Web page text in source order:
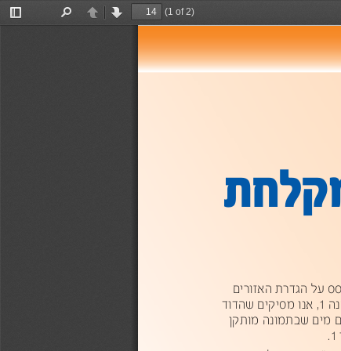
Toggle
PreviousNext
(1 of 2)
תחלקבמ
תרדגה
םירוזהא
1
, ונא םיקיסמ
דודהש
םימ הנומתבש
ןקתומ
.1